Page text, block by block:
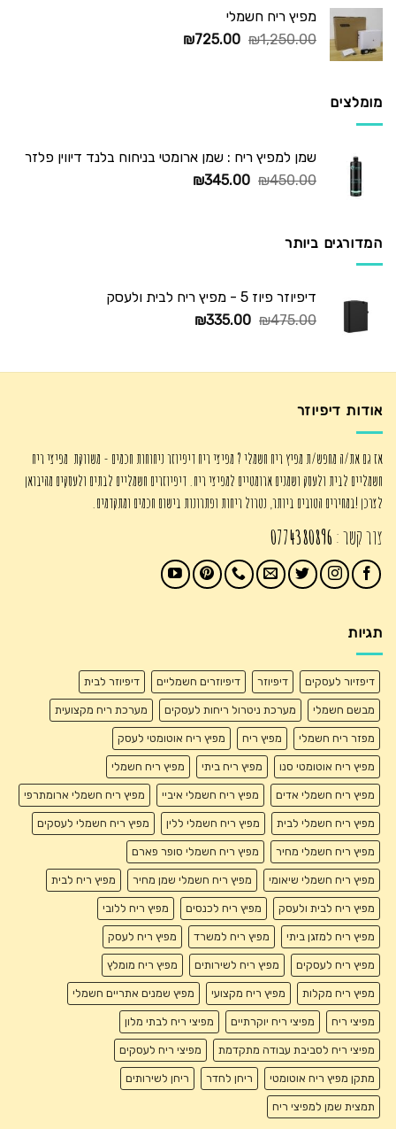
מפיץ ריח חשמלי
₪1,250.00
המחיר
₪725.00
המחיר
מומלצים
שמן למפיץ ריח : שמן ארומטי בניחוח בלנד דיווין פלזר
₪450.00
המחיר
₪345.00
המחיר
המדורגים ביותר
דיפיוזר פיוז 5 - מפיץ ריח לבית ולעסק
₪475.00
המחיר
₪475.00.
₪335.00
המחיר
₪335.00.
אודות דיפיוזר
אז גם את/ה מחפש/ת מפיץ ריח חשמלי ? מפיצי ריח דיפיוזר ניחוחות חכמים - משווקת מפיצי ריח
חשמליים לבית ולעסק ושמנים ארומטיים למפיצי ריח. דיפיוזרים חשמליים לבתים ולעסקים מהיבואן
לצרכן !במחירים הטובים ביותר, נטרול ריחות ופתרונות בישום חכמים ומתקדמים.
צור קשר : 0774380896
תגיות
דיפזיור לעסקים דיפיוזר דיפיוזרים חשמליים דיפיוזר לבית
מבשם חשמלי מערכת ניטרול ריחות לעסקים מערכת ריח מקצועית
מפזר ריח חשמלי מפיץ ריח מפיץ ריח אוטומטי לעסק
מפיץ ריח אוטומטי סנו מפיץ ריח ביתי מפיץ ריח חשמלי
מפיץ ריח חשמלי אדים מפיץ ריח חשמלי איביי מפיץ ריח חשמלי ארומתרפי
מפיץ ריח חשמלי לבית מפיץ ריח חשמלי ללין מפיץ ריח חשמלי לעסקים
מפיץ ריח חשמלי מחיר מפיץ ריח חשמלי סופר פארם
מפיץ ריח חשמלי שיאומי מפיץ ריח חשמלי שמן מחיר מפיץ ריח לבית
מפיץ ריח לבית ולעסק מפיץ ריח לכנסים מפיץ ריח ללובי
מפיץ ריח למזגן ביתי מפיץ ריח למשרד מפיץ ריח לעסק
מפיץ ריח לעסקים מפיץ ריח לשירותים מפיץ ריח מומלץ
מפיץ ריח מקלות מפיץ ריח מקצועי מפיץ שמנים אתריים חשמלי
מפיצי ריח מפיצי ריח יוקרתיים מפיצי ריח לבתי מלון
מפיצי ריח לסביבת עבודה מתקדמת מפיצי ריח לעסקים
מתקן מפיץ ריח אוטומטי ריחן לחדר ריחן לשירותים
תמצית שמן למפיצי ריח